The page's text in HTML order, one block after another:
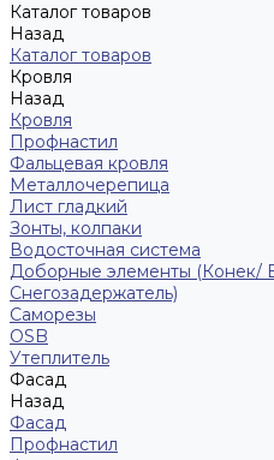
Каталог товаров
Назад
Каталог товаров
Кровля
Назад
Кровля
Профнастил
Фальцевая кровля
Металлочерепица
Лист гладкий
Зонты, колпаки
Водосточная система
Доборные элементы (Конек/
Снегозадержатель)
Саморезы
ОSB
Утеплитель
Фасад
Назад
Фасад
Профнастил